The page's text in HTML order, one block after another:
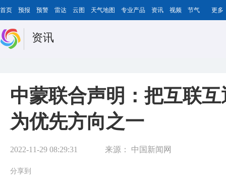
首页 预报 预警 雷达 云图 天气地图 专业产品 资讯 视频 节气 更多
资讯
中蒙联合声明：把互联
为优先方向之一
2022-11-29 08:29:31 来源： 中国新闻网
分享到